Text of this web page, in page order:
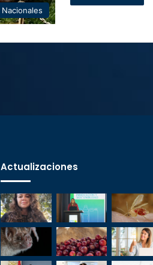
Nacionales
Actualizaciones